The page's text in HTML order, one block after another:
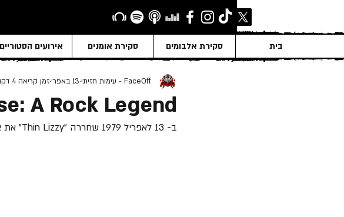
בית סקירת אלבומים סקירת אומנים אירועים הסטוריים
A Rock Legend
FaceOff - עימות חזיתי 13 באפר׳ זמן קריאה 4 דקות
ב- 13 לאפריל 1979 שחררה "Thin Lizzy" את אלבום האולפן התשיעי שלה - "Black Rose: A Rock Legend".